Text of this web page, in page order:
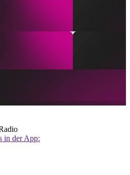
in der App: